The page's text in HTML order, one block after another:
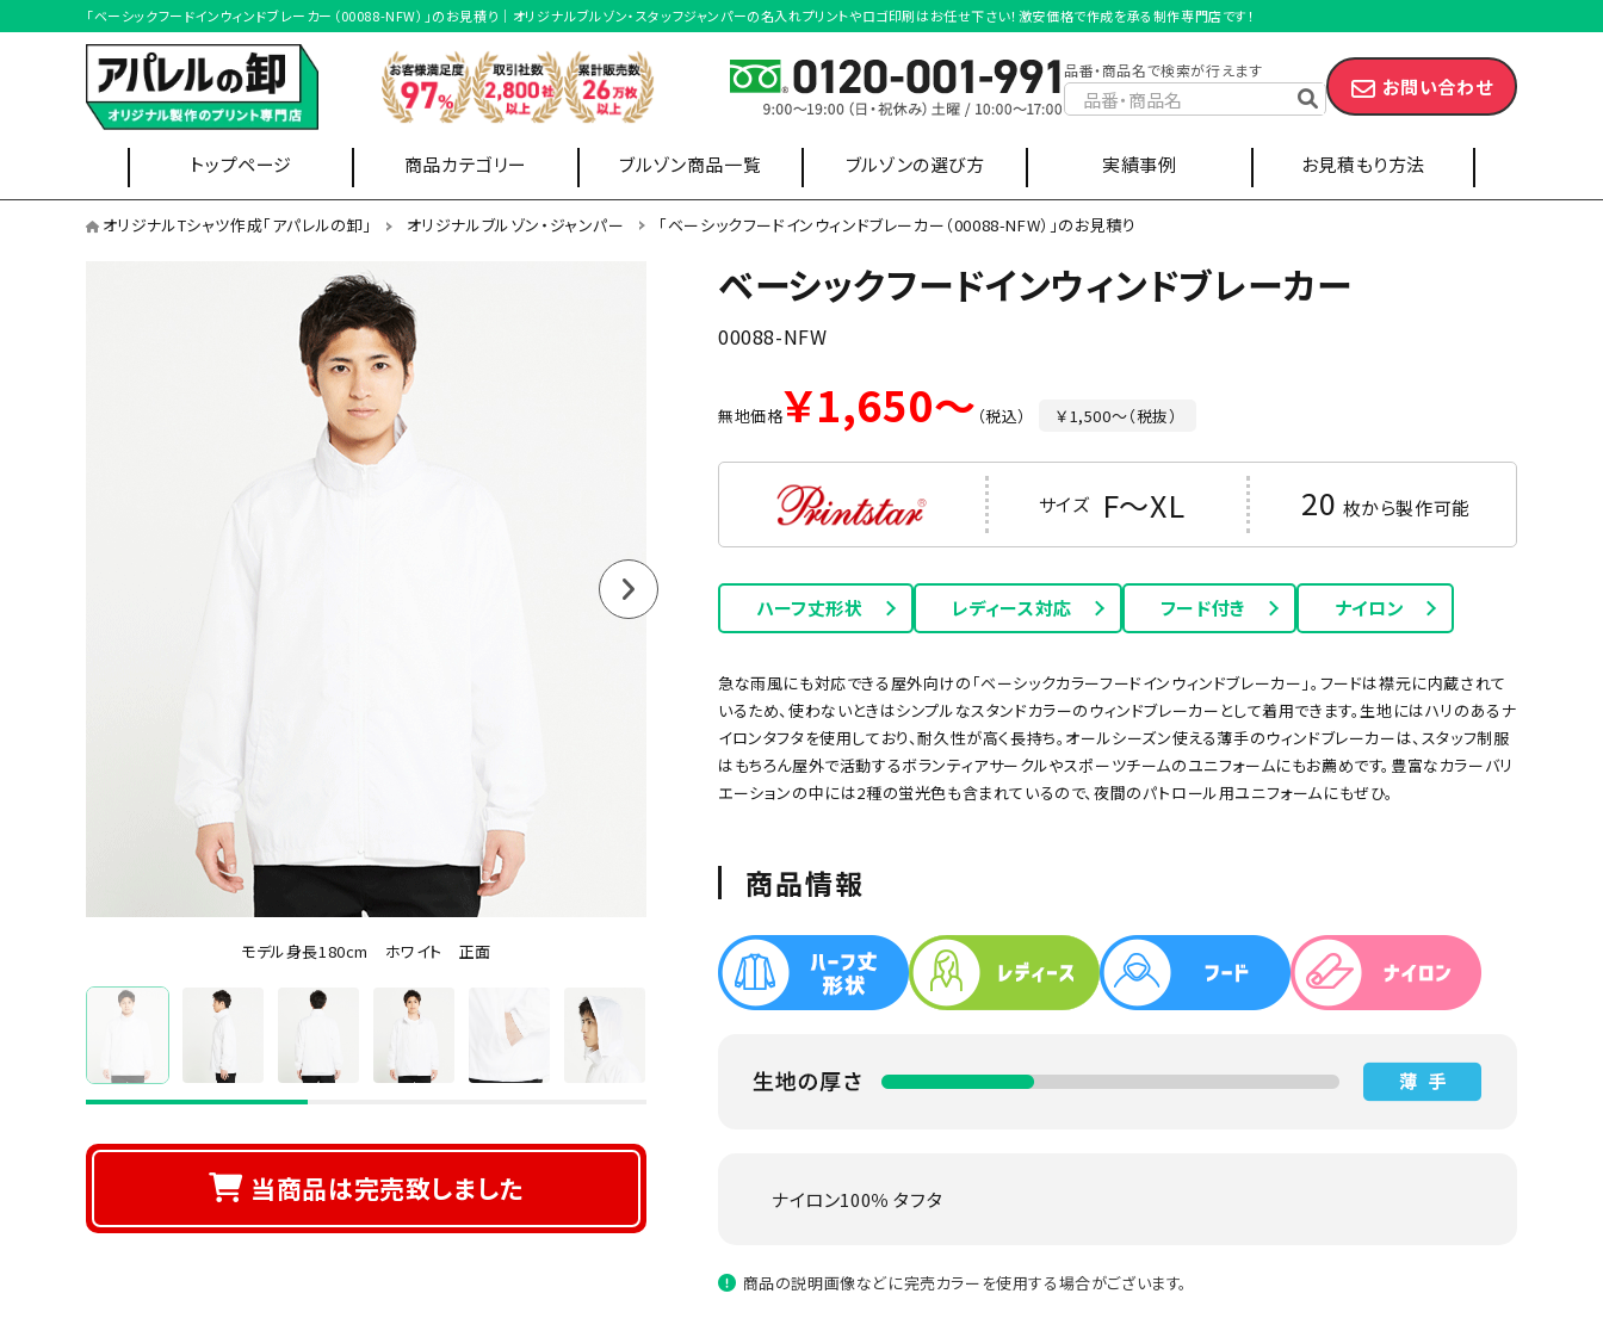
「ベーシックフードインウィンドブレーカー（00088-NFW）」のお見積り｜オリジナルブルゾン・スタッフジャンパーの名入れプリントやロゴ印刷はお任せ下さい！激安価格で作成を承る制作専門店です！
品番・商品名で検索が行えます
お問い合わせ
トップページ 商品カテゴリー
ブルゾン
スウェット・
パーカー
ブルゾン商品一覧
ブルゾンの選び方
イベントスタッフ 選挙 スポーツ
オリジナルブルゾンを形状から選ぶ
ブルゾン形状 ハーフ丈形状
オリジナルブルゾンを本体カラーから選ぶ
グリーン オレンジ ピンク サックス イエロー 蛍光色
実績事例 お見積もり方法
オリジナルTシャツ作成「アパレルの卸」 オリジナルブルゾン・ジャンパー 「ベーシックフードインウィンドブレーカー（00088-NFW）」のお見積り
モデル身長180cm ホワイト 正面
当商品は完売致しました
ベーシックフードインウィンドブレーカー
00088-NFW
無地価格￥1,650～ （税込） ￥1,500～（税抜）
サイズ F～XL 20 枚から製作可能
ハーフ丈形状 レディース対応 フード付き ナイロン
急な雨風にも対応できる屋外向けの「ベーシックカラーフードインウィンドブレーカー」。フードは襟元に内蔵されて
いるため、使わないときはシンプルなスタンドカラーのウィンドブレーカーとして着用できます。生地にはハリのあるナ
イロンタフタを使用しており、耐久性が高く長持ち。オールシーズン使える薄手のウィンドブレーカーは、スタッフ制服
はもちろん屋外で活動するボランティアサークルやスポーツチームのユニフォームにもお薦めです。豊富なカラーバリ
エーションの中には2種の蛍光色も含まれているので、夜間のパトロール用ユニフォームにもぜひ。
商品情報
ナイロン100％ タフタ
商品の説明画像などに完売カラーを使用する場合がございます。